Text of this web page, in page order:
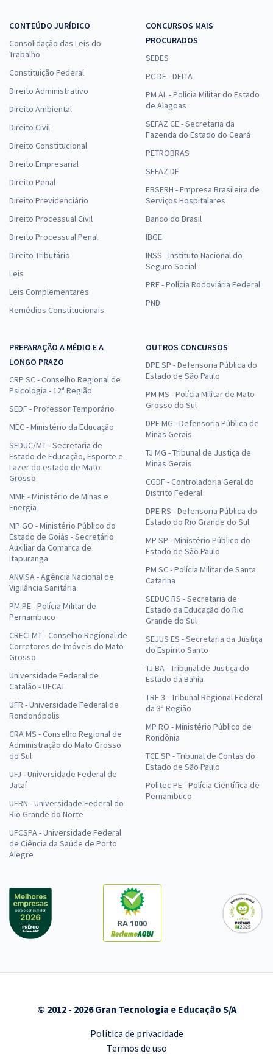
CONTEÚDO JURÍDICO
Consolidação das Leis do
Trabalho
Constituição Federal
Direito Administrativo
Direito Ambiental
Direito Civil
Direito Constitucional
Direito Empresarial
Direito Penal
Direito Previdenciário
Direito Processual Civil
Direito Processual Penal
Direito Tributário
Leis
Leis Complementares
Remédios Constitucionais
CONCURSOS MAIS
PROCURADOS
SEDES
PC DF - DELTA
PM AL - Polícia Militar do Estado
de Alagoas
SEFAZ CE - Secretaria da
Fazenda do Estado do Ceará
PETROBRAS
SEFAZ DF
EBSERH - Empresa Brasileira de
Serviços Hospitalares
Banco do Brasil
IBGE
INSS - Instituto Nacional do
Seguro Social
PRF - Polícia Rodoviária Federal
PND
PREPARAÇÃO A MÉDIO E A
LONGO PRAZO
CRP SC - Conselho Regional de
Psicologia - 12ª Região
SEDF - Professor Temporário
MEC - Ministério da Educação
SEDUC/MT - Secretaria de
Estado de Educação, Esporte e
Lazer do estado de Mato
Grosso
MME - Ministério de Minas e
Energia
MP GO - Ministério Público do
Estado de Goiás - Secretário
Auxiliar da Comarca de
Itapuranga
ANVISA - Agência Nacional de
Vigilância Sanitária
PM PE - Polícia Militar de
Pernambuco
CRECI MT - Conselho Regional de
Corretores de Imóveis do Mato
Grosso
Universidade Federal de
Catalão - UFCAT
UFR - Universidade Federal de
Rondonópolis
CRA MS - Conselho Regional de
Administração do Mato Grosso
do Sul
UFJ - Universidade Federal de
Jataí
UFRN - Universidade Federal do
Rio Grande do Norte
UFCSPA - Universidade Federal
de Ciência da Saúde de Porto
Alegre
OUTROS CONCURSOS
DPE SP - Defensoria Pública do
Estado de São Paulo
PM MS - Polícia Militar de Mato
Grosso do Sul
DPE MG - Defensoria Pública de
Minas Gerais
TJ MG - Tribunal de Justiça de
Minas Gerais
CGDF - Controladoria Geral do
Distrito Federal
DPE RS - Defensoria Pública do
Estado do Rio Grande do Sul
MP SP - Ministério Público do
Estado de São Paulo
PM SC - Polícia Militar de Santa
Catarina
SEDUC RS - Secretaria de
Estado da Educação do Rio
Grande do Sul
SEJUS ES - Secretaria da Justiça
do Espírito Santo
TJ BA - Tribunal de Justiça do
Estado da Bahia
TRF 3 - Tribunal Regional Federal
da 3ª Região
MP RO - Ministério Público de
Rondônia
TCE SP - Tribunal de Contas do
Estado de São Paulo
Politec PE - Polícia Científica de
Pernambuco
RA 1000
© 2012 - 2026 Gran Tecnologia e Educação S/A
Política de privacidade
Termos de uso